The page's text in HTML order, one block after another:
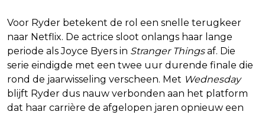
Voor Ryder betekent de rol een snelle terugkeer
naar Netflix. De actrice sloot onlangs haar lange
periode als Joyce Byers in Stranger Thingsaf. Die
serie eindigde met een twee uur durende finale die
rond de jaarwisseling verscheen. Met Wednesday
blijft Ryder dus nauw verbonden aan het platform
dat haar carrière de afgelopen jaren opnieuw een